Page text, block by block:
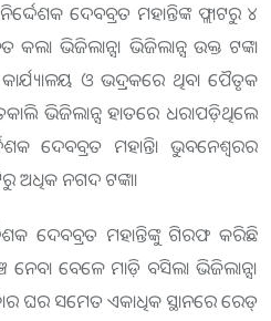
ଦେବବ୍ରତ ମହାନ୍ତିଙ୍କ ଫ୍ଲାଟରୁ ୪
ଭିଜିଲାନ୍ସ। ଭିଜିଲାନ୍ସ ଉକ୍ତ ଟଙ୍କା
ଓ ଭଦ୍ରକରେ ଥିବା ପୈତୃକ
ଭିଜିଲାନ୍ସ ହାତରେ ଧରାପଡ଼ିଥିଲେ
ଦେବବ୍ରତ ମହାନ୍ତି। ଭୁବନେଶ୍ବରର
ଅଧିକ ନଗଦ ଟଙ୍କା।
ଦେବବ୍ରତ ମହାନ୍ତିଙ୍କୁ ଗିରଫ କରିଛି
ନେବା ବେଳେ ମାଡ଼ି ବସିଲା ଭିଜିଲାନ୍ସ।
ଘର ସମେତ ଏକାଧିକ ସ୍ଥାନରେ ରେଡ୍